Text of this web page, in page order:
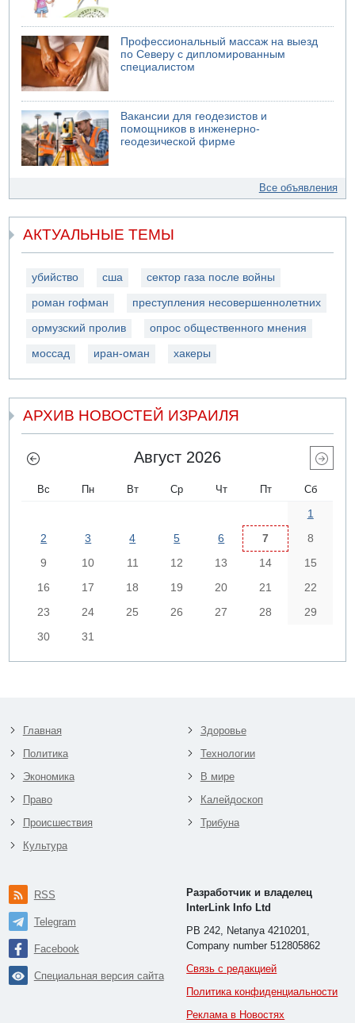
Профессиональный массаж на выезд
по Северу с дипломированным
специалистом
Вакансии для геодезистов и
помощников в инженерно-
геодезической фирме
Все объявления
АКТУАЛЬНЫЕ ТЕМЫ
убийство сша сектор газа после войны
роман гофман преступления несовершеннолетних
ормузский пролив опрос общественного мнения
моссад иран-оман хакеры
АРХИВ НОВОСТЕЙ ИЗРАИЛЯ
Август 2026
Вс Пн Вт Ср Чт Пт Сб
1
2
3 4 5 6 7
8
9
10 11 12 13 14
15
16
17 18 19 20 21
22
23
24 25 26 27 28
29
30
31
Главная
Политика
Экономика
Право
Происшествия
Культура
Здоровье
Технологии
В мире
Калейдоскоп
Трибуна
RSS
Telegram
Facebook
Специальная версия сайта
Разработчик и владелец
InterLink Info Ltd
PB 242, Netanya 4210201,
Company number 512805862
Связь с редакцией
Политика конфиденциальности
Реклама в Новостях